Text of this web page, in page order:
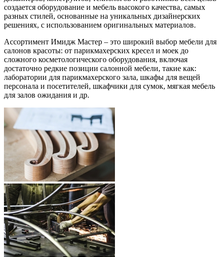
создается оборудование и мебель высокого качества, самых
разных стилей, основанные на уникальных дизайнерских
решениях, с использованием оригинальных материалов.
Ассортимент Имидж Мастер – это широкий выбор мебели для
салонов красоты: от парикмахерских кресел и моек до
сложного косметологического оборудования, включая
достаточно редкие позиции салонной мебели, такие как:
лаборатории для парикмахерского зала, шкафы для вещей
персонала и посетителей, шкафчики для сумок, мягкая мебель
для залов ожидания и др.